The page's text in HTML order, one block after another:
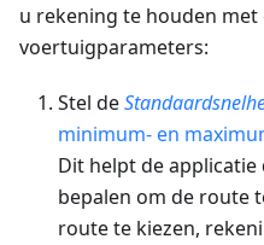
u rekening te houden met
voertuigparameters:
Stel de
minimum- en
Dit helpt de
bepalen om de route
route te kiezen,